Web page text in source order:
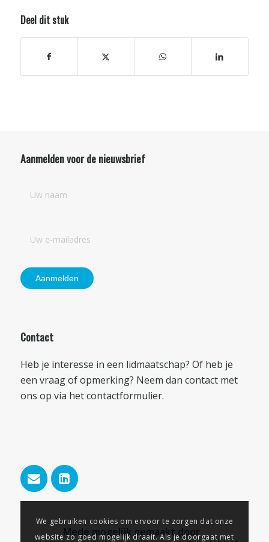
Deel dit stuk
Aanmelden voor de nieuwsbrief
Contact
Heb je interesse in een lidmaatschap? Of heb je
een vraag of opmerking? Neem dan contact met
ons op via hetcontactformulier.
Mede mogelijk gemaakt door
We gebruiken cookies om ervoor te zorgen dat onze
website zo goed mogelijk draait. Als je doorgaat met